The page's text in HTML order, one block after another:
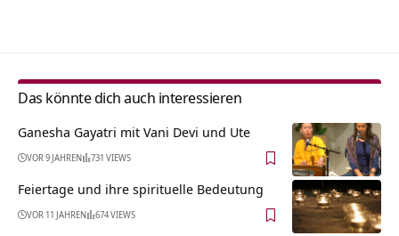
Das könnte dich auch interessieren
Ganesha Gayatri mit Vani Devi und Ute
VOR 9 JAHREN 731 VIEWS
Feiertage und ihre spirituelle Bedeutung
VOR 11 JAHREN 674 VIEWS